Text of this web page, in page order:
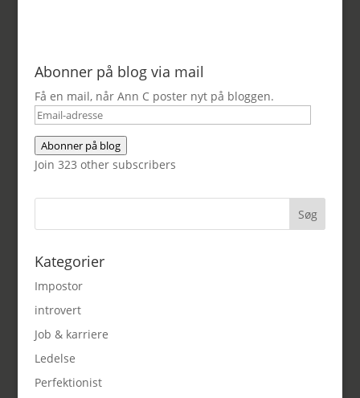
Abonner på blog via mail
Få en mail, når Ann C poster nyt på bloggen.
Email-
adresse
Abonner på blog
Join 323 other subscribers
Kategorier
Impostor
introvert
Job & karriere
Ledelse
Perfektionist